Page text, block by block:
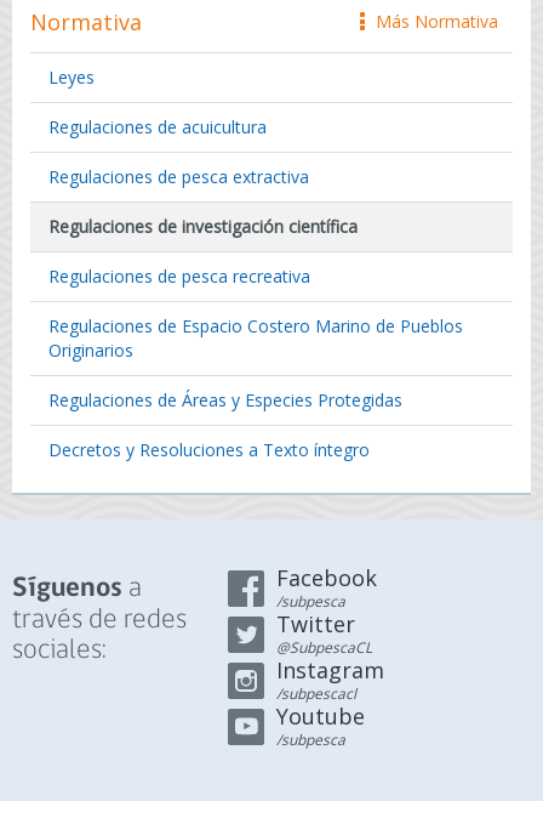
icono
Más Normativa
Normativa
Leyes
Regulaciones de acuicultura
Regulaciones de pesca extractiva
Regulaciones de investigación científica
Regulaciones de pesca recreativa
Regulaciones de Espacio Costero Marino de Pueblos
Originarios
Regulaciones de Áreas y Especies Protegidas
Decretos y Resoluciones a Texto íntegro
Síguenos a
través de redes
sociales:
Facebook
/subpesca
Twitter
@SubpescaCL
Instagram
/subpescacl
Youtube
/subpesca